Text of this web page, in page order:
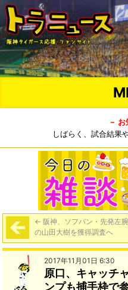
－ お
しばらく、試合結果
← 阪神、ソフバン・先発左腕
の山田大樹を獲得調査へ
2017年11月01日 6:30
原口、キャッチ
ンプも捕手枠で